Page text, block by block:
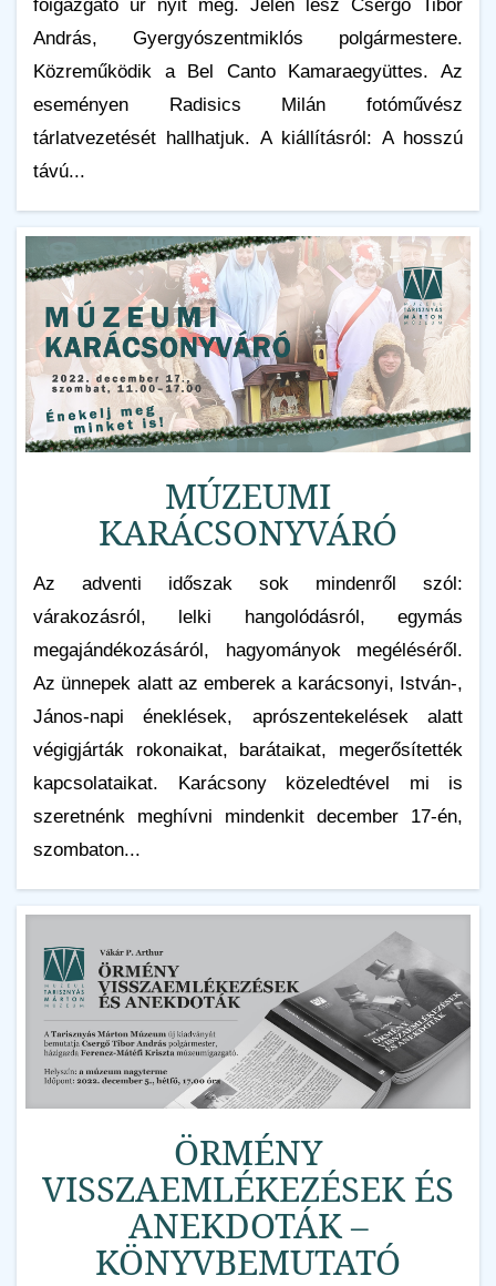
főigazgató úr nyit meg. Jelen lesz Csergő Tibor
András, Gyergyószentmiklós polgármestere.
Közreműködik a Bel Canto Kamaraegyüttes. Az
eseményen Radisics Milán fotóművész
tárlatvezetését hallhatjuk. A kiállításról: A hosszú
távú...
MÚZEUMI
KARÁCSONYVÁRÓ
Az adventi időszak sok mindenről szól:
várakozásról, lelki hangolódásról, egymás
megajándékozásáról, hagyományok megéléséről.
Az ünnepek alatt az emberek a karácsonyi, István-,
János-napi éneklések, aprószentekelések alatt
végigjárták rokonaikat, barátaikat, megerősítették
kapcsolataikat. Karácsony közeledtével mi is
szeretnénk meghívni mindenkit december 17-én,
szombaton...
ÖRMÉNY
VISSZAEMLÉKEZÉSEK ÉS
ANEKDOTÁK –
KÖNYVBEMUTATÓ